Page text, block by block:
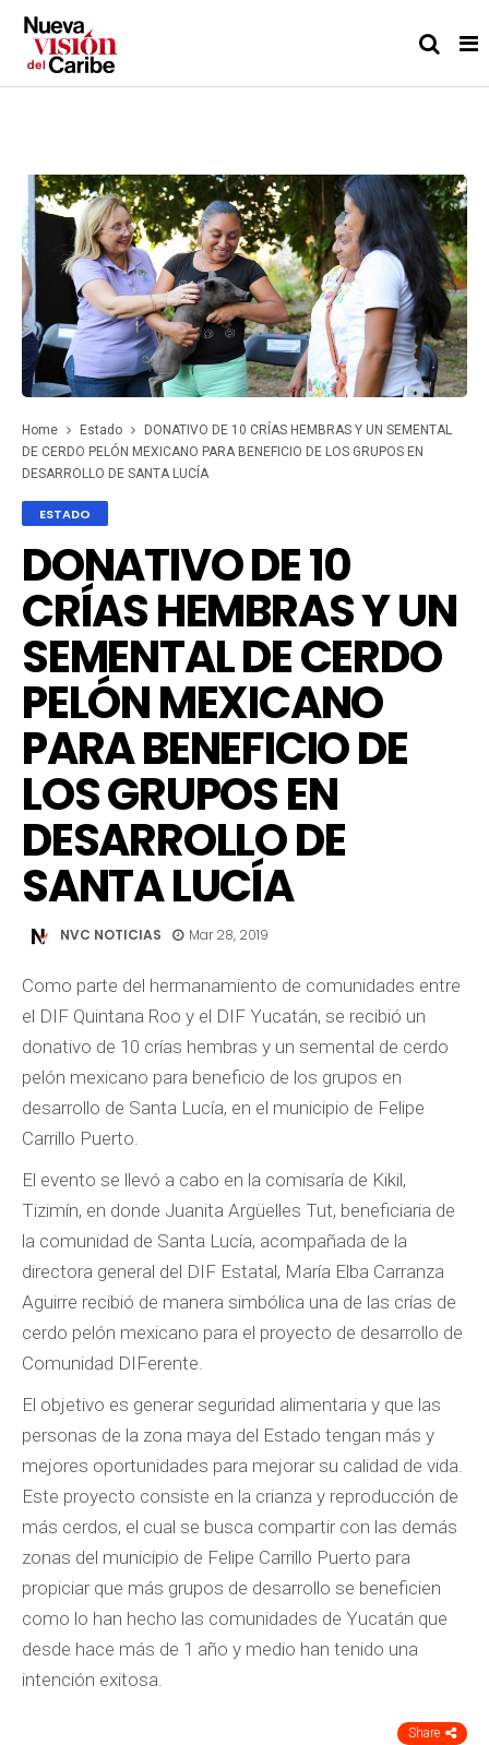
Home Estado
DONATIVO DE 10 CRÍAS HEMBRAS Y UN SEMENTAL
DE CERDO PELÓN MEXICANO PARA BENEFICIO DE LOS GRUPOS EN
DESARROLLO DE SANTA LUCÍA
ESTADO
DONATIVO DE 10
CRÍAS HEMBRAS Y UN
SEMENTAL DE CERDO
PELÓN MEXICANO
PARA BENEFICIO DE
LOS GRUPOS EN
DESARROLLO DE
SANTA LUCÍA
NVC NOTICIAS Mar 28, 2019
Como parte del hermanamiento de comunidades entre
el DIF Quintana Roo y el DIF Yucatán, se recibió un
donativo de 10 crías hembras y un semental de cerdo
pelón mexicano para beneficio de los grupos en
desarrollo de Santa Lucía, en el municipio de Felipe
Carrillo Puerto.
El evento se llevó a cabo en la comisaría de Kikil,
Tizimín, en donde Juanita Argüelles Tut, beneficiaria de
la comunidad de Santa Lucía, acompañada de la
directora general del DIF Estatal, María Elba Carranza
Aguirre recibió de manera simbólica una de las crías de
cerdo pelón mexicano para el proyecto de desarrollo de
Comunidad DIFerente.
El objetivo es generar seguridad alimentaria y que las
personas de la zona maya del Estado tengan más y
mejores oportunidades para mejorar su calidad de vida.
Este proyecto consiste en la crianza y reproducción de
más cerdos, el cual se busca compartir con las demás
zonas del municipio de Felipe Carrillo Puerto para
propiciar que más grupos de desarrollo se beneficien
como lo han hecho las comunidades de Yucatán que
desde hace más de 1 año y medio han tenido una
intención exitosa.
Share